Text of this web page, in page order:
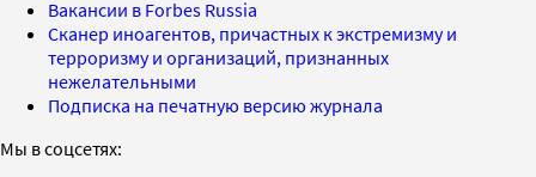
Вакансии в Forbes Russia
Сканер иноагентов, причастных к экстремизму и
терроризму и организаций, признанных
нежелательными
Подписка на печатную версию журнала
Мы в соцсетях: